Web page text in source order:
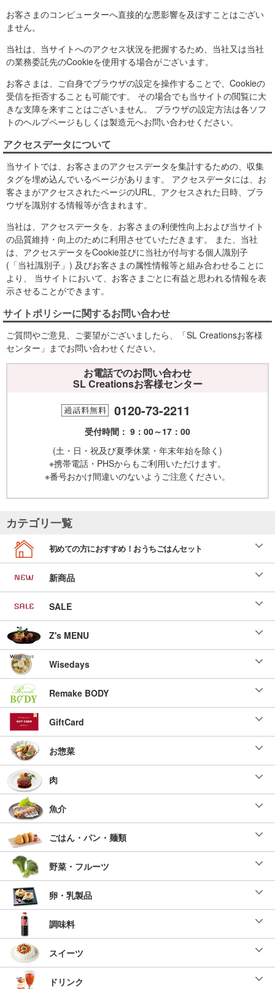
お客さまのコンピューターへ直接的な悪影響を及ぼすことはござい
ません。
当社は、当サイトへのアクセス状況を把握するため、当社又は当社
の業務委託先のCookieを使用する場合がございます。
お客さまは、ご自身でブラウザの設定を操作することで、Cookieの
受信を拒否することも可能です。 その場合でも当サイトの閲覧に大
きな支障を来すことはございません。 ブラウザの設定方法は各ソフ
トのヘルプページもしくは製造元へお問い合わせください。
アクセスデータについて
当サイトでは、お客さまのアクセスデータを集計するための、収集
タグを埋め込んでいるページがあります。 アクセスデータには、お
客さまがアクセスされたページのURL、アクセスされた日時、ブラ
ウザを識別する情報等が含まれます。
当社は、アクセスデータを、お客さまの利便性向上および当サイト
の品質維持・向上のために利用させていただきます。 また、当社
は、アクセスデータをCookie並びに当社が付与する個人識別子
(「当社識別子」) 及びお客さまの属性情報等と組み合わせることに
より、 当サイトにおいて、お客さまごとに有益と思われる情報を表
示させることができます。
サイトポリシーに関するお問い合わせ
ご質問やご意見、ご要望がございましたら、「SL Creationsお客様
センター」までお問い合わせください。
お電話でのお問い合わせ
SL Creationsお客様センター
0120-73-2211
受付時間： 9：00～17：00
(土・日・祝及び夏季休業・年末年始を除く)
※携帯電話・PHSからもご利用いただけます。
※番号おかけ間違いのないようご注意ください。
カテゴリ一覧
初めての方におすすめ！おうちごはんセット
新商品
SALE
Z's MENU
Wisedays
Remake BODY
GiftCard
お惣菜
肉
魚介
ごはん・パン・麺類
野菜・フルーツ
卵・乳製品
調味料
スイーツ
ドリンク